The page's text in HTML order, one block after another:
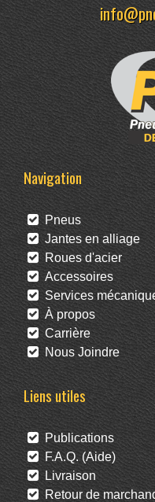
Navigation
Pneus
Jantes en alliage
Roues d'acier
Accessoires
Services
À propos
Carrière
Nous Joindre
Liens utiles
Publications
F.A.Q. (Aide)
Livraison
Retour de